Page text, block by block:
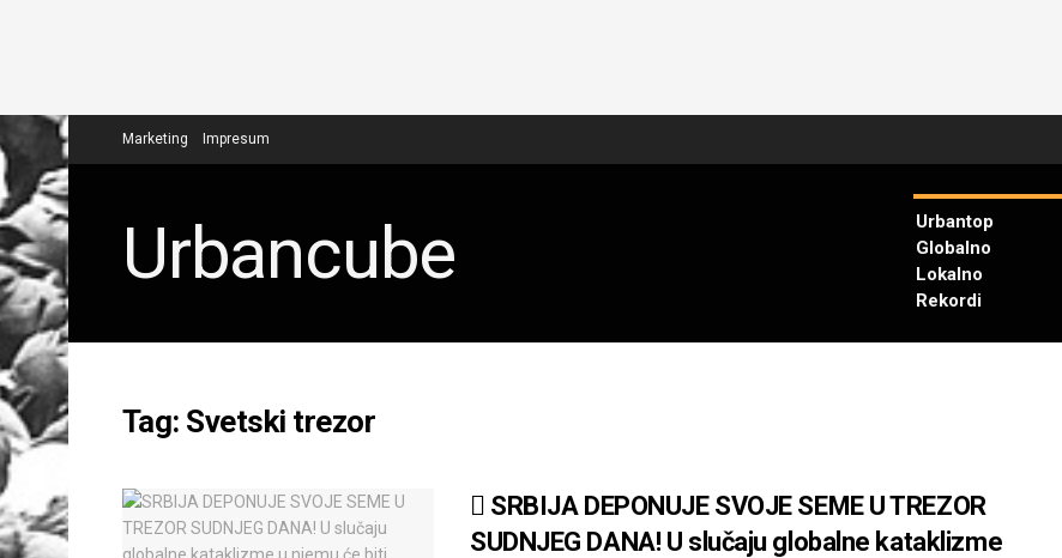
Marketing Impresum
Urbancube
Urbantop
Globalno
Lokalno
Rekordi
Tag: Svetski trezor
SRBIJA DEPONUJE SVOJE SEME U TREZOR
SUDNJEG DANA! U slučaju globalne kataklizme